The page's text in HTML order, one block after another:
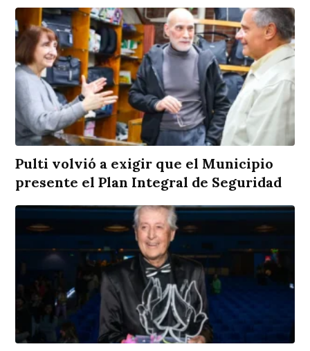
Pulti volvió a exigir que el Municipio
presente el Plan Integral de Seguridad